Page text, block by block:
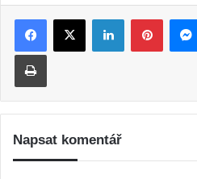
Napsat komentář